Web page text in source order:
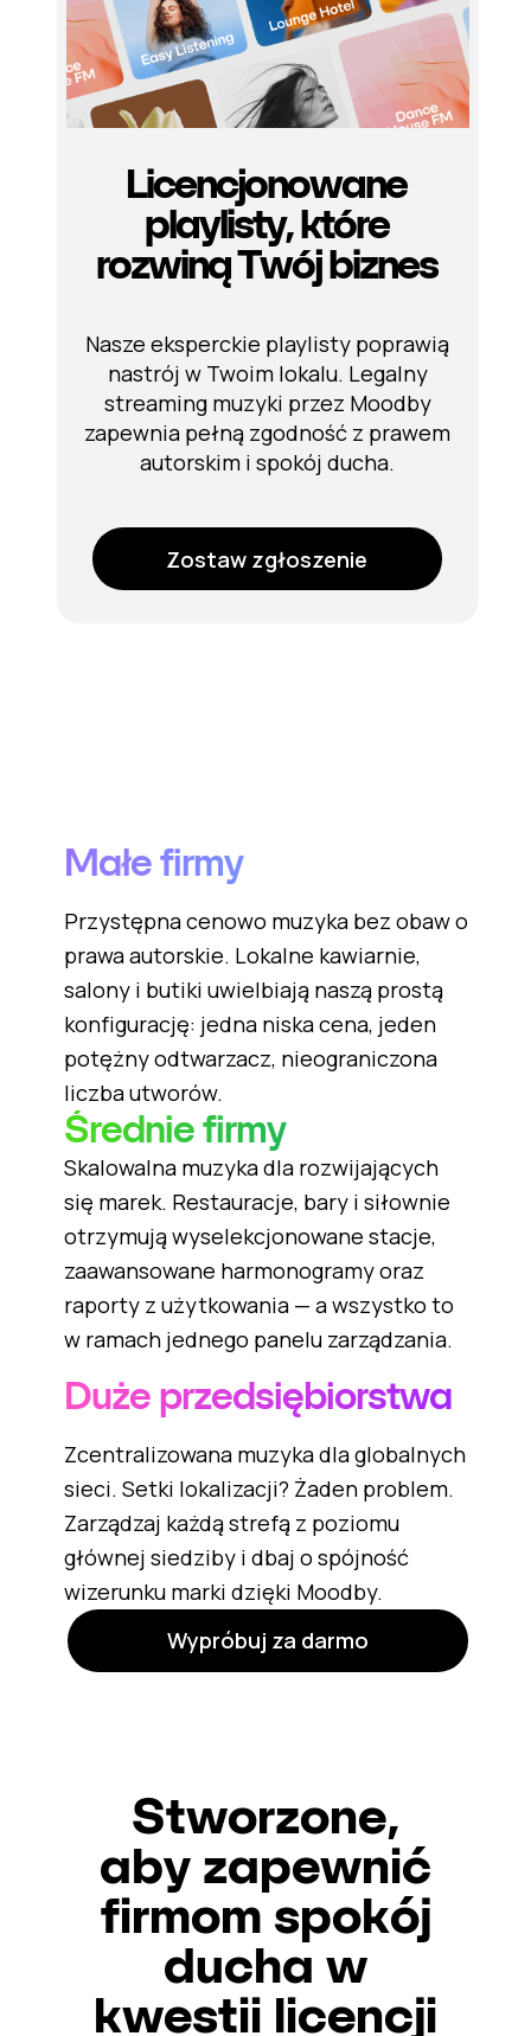
Zostaw zgłoszenie
Nasze eksperckie playlisty poprawią
nastrój w Twoim lokalu. Legalny
streaming muzyki przez Moodby
zapewnia pełną zgodność z prawem
autorskim i spokój ducha.
Licencjonowane
playlisty, które
rozwiną Twój biznes
Małe firmy
Przystępna cenowo muzyka bez obaw o
prawa autorskie. Lokalne kawiarnie,
salony i butiki uwielbiają naszą prostą
konfigurację: jedna niska cena, jeden
potężny odtwarzacz, nieograniczona
liczba utworów.
Średnie firmy
Skalowalna muzyka dla rozwijających
się marek. Restauracje, bary i siłownie
otrzymują wyselekcjonowane stacje,
zaawansowane harmonogramy oraz
raporty z użytkowania — a wszystko to
w ramach jednego panelu zarządzania.
Duże przedsiębiorstwa
Zcentralizowana muzyka dla globalnych
sieci. Setki lokalizacji? Żaden problem.
Zarządzaj każdą strefą z poziomu
głównej siedziby i dbaj o spójność
wizerunku marki dzięki Moodby.
Wypróbuj za darmo
Stworzone,
aby zapewnić
firmom spokój
ducha w
kwestii licencji